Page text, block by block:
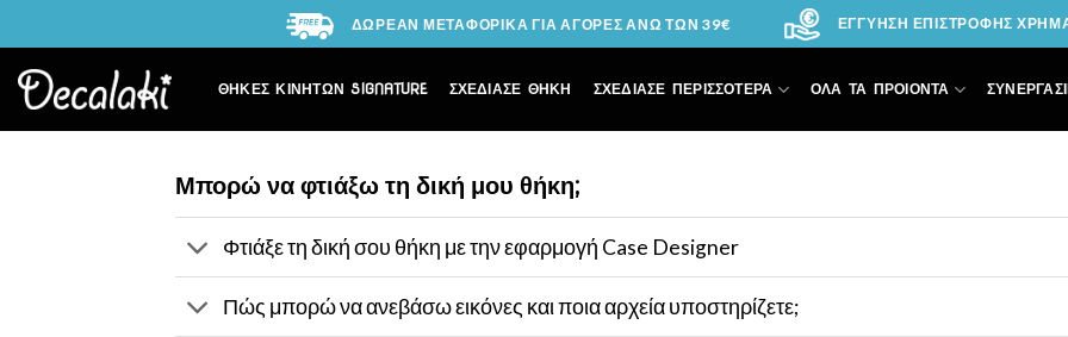
to
content
ΔΩΡΕΑΝ ΜΕΤΑΦΟΡΙΚΑ ΓΙΑ ΑΓΟΡΕΣ ΑΝΩ ΤΩΝ 39€ ΕΓΓΥΗΣΗ ΕΠΙΣΤΡΟΦΗΣ
ΘΗΚΕΣ ΚΙΝΗΤΩΝ SIGNATURE ΣΧΕΔΙΑΣΕ ΘΗΚΗ ΣΧΕΔΙΑΣΕ ΠΕΡΙΣΣΟΤΕΡΑ ΟΛΑ ΤΑ ΠΡΟΙΟΝΤΑ
Μπορώ να φτιάξω τη δική μου θήκη;
Φτιάξε τη δική σου θήκη με την εφαρμογή Case Designer
Πώς μπορώ να ανεβάσω εικόνες και ποια αρχεία υποστηρίζετε;